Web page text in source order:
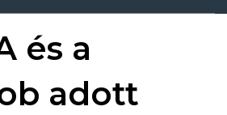
és a
adott